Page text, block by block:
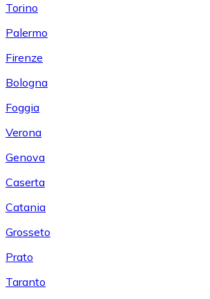
Torino
Palermo
Firenze
Bologna
Foggia
Verona
Genova
Caserta
Catania
Grosseto
Prato
Taranto